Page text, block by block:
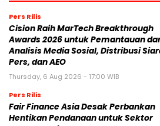
Pers Rilis
Cision Raih MarTech Breakthrough
Awards 2026 untuk Pemantauan
Analisis Media Sosial, Distribusi
Pers, dan AEO
Thursday, 6 Aug 2026 - 17:00 WIB
Pers Rilis
Fair Finance Asia Desak Perbankan
Hentikan Pendanaan untuk Sektor